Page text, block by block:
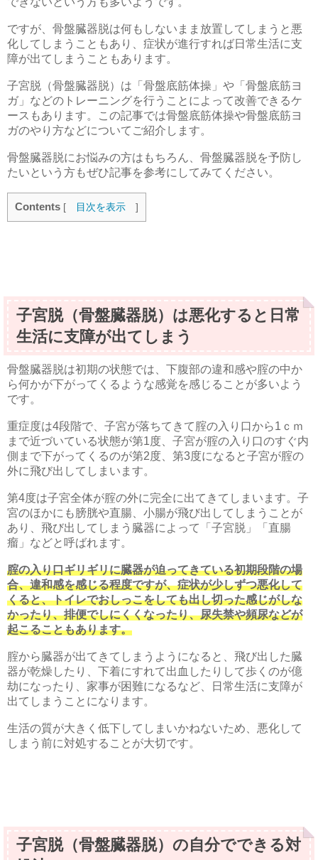
ですが、骨盤臓器脱は何もしないまま放置してしまうと悪
化してしまうこともあり、症状が進行すれば日常生活に支
障が出てしまうこともあります。
子宮脱（骨盤臓器脱）は「骨盤底筋体操」や「骨盤底筋ヨ
ガ」などのトレーニングを行うことによって改善できるケ
ースもあります。この記事では骨盤底筋体操や骨盤底筋ヨ
ガのやり方などについてご紹介します。
骨盤臓器脱にお悩みの方はもちろん、骨盤臓器脱を予防し
たいという方もぜひ記事を参考にしてみてください。
Contents [ 目次を表示 ]
子宮脱（骨盤臓器脱）は悪化すると日常
生活に支障が出てしまう
骨盤臓器脱は初期の状態では、下腹部の違和感や腟の中か
ら何かが下がってくるような感覚を感じることが多いよう
です。
重症度は4段階で、子宮が落ちてきて腟の入り口から1ｃｍ
まで近づいている状態が第1度、子宮が腟の入り口のすぐ内
側まで下がってくるのが第2度、第3度になると子宮が腟の
外に飛び出してしまいます。
第4度は子宮全体が腟の外に完全に出てきてしまいます。子
宮のほかにも膀胱や直腸、小腸が飛び出してしまうことが
あり、飛び出してしまう臓器によって「子宮脱」「直腸
瘤」などと呼ばれます。
腟の入り口ギリギリに臓器が迫ってきている初期段階の場
合、違和感を感じる程度ですが、症状が少しずつ悪化して
くると、トイレでおしっこをしても出し切った感じがしな
かったり、排便でしにくくなったり、尿失禁や頻尿などが
起こることもあります。
腟から臓器が出てきてしまうようになると、飛び出した臓
器が乾燥したり、下着にすれて出血したりして歩くのが億
劫になったり、家事が困難になるなど、日常生活に支障が
出てしまうことになります。
生活の質が大きく低下してしまいかねないため、悪化して
しまう前に対処することが大切です。
子宮脱（骨盤臓器脱）の自分でできる対